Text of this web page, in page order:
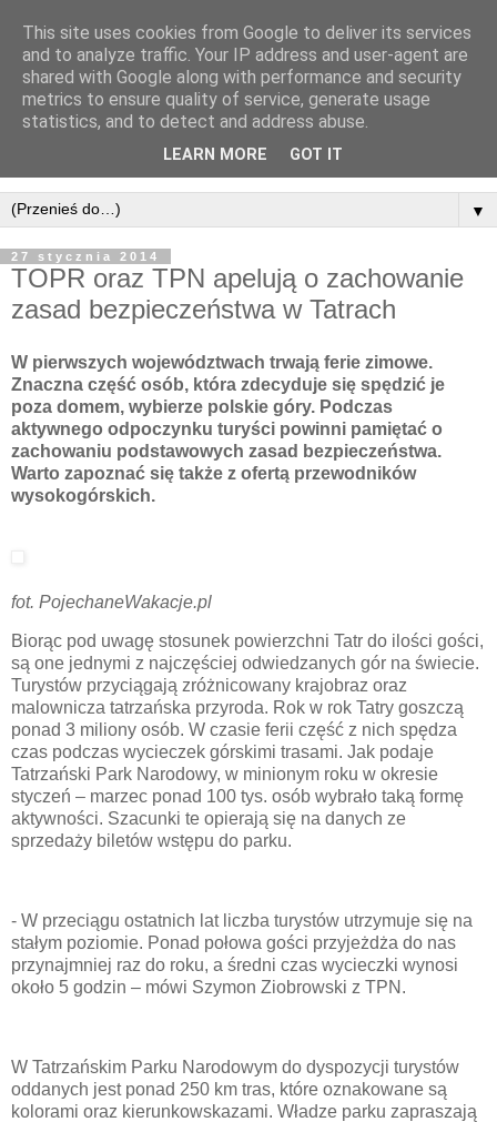
▼
27 stycznia 2014
TOPR oraz TPN apelują o zachowanie
zasad bezpieczeństwa w Tatrach
W pierwszych województwach trwają ferie zimowe.
Znaczna część osób, która zdecyduje się spędzić je
poza domem, wybierze polskie góry. Podczas
aktywnego odpoczynku turyści powinni pamiętać o
zachowaniu podstawowych zasad bezpieczeństwa.
Warto zapoznać się także z ofertą przewodników
wysokogórskich.
fot. PojechaneWakacje.pl
Biorąc pod uwagę stosunek powierzchni Tatr do ilości gości,
są one jednymi z najczęściej odwiedzanych gór na świecie.
Turystów przyciągają zróżnicowany krajobraz oraz
malownicza tatrzańska przyroda. Rok w rok Tatry goszczą
ponad 3 miliony osób. W czasie ferii część z nich spędza
czas podczas wycieczek górskimi trasami. Jak podaje
Tatrzański Park Narodowy, w minionym roku w okresie
styczeń – marzec ponad 100 tys. osób wybrało taką formę
aktywności. Szacunki te opierają się na danych ze
sprzedaży biletów wstępu do parku.
- W przeciągu ostatnich lat liczba turystów utrzymuje się na
stałym poziomie. Ponad połowa gości przyjeżdża do nas
przynajmniej raz do roku, a średni czas wycieczki wynosi
około 5 godzin – mówi Szymon Ziobrowski z TPN.
W Tatrzańskim Parku Narodowym do dyspozycji turystów
oddanych jest ponad 250 km tras, które oznakowane są
kolorami oraz kierunkowskazami. Władze parku zapraszają
This site uses cookies from Google to deliver its services
and to analyze traffic. Your IP address and user-agent are
shared with Google along with performance and security
metrics to ensure quality of service, generate usage
statistics, and to detect and address abuse.
LEARN MORE GOT IT